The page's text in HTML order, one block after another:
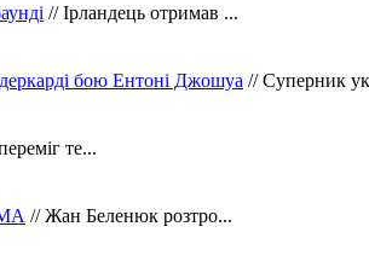
// Ірландець отримав ...
бою Ентоні Джошуа // Суперник
те...
// Жан Беленюк розтро...